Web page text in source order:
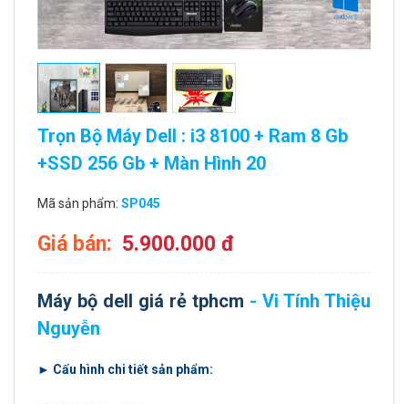
Trọn Bộ Máy Dell : i3 8100 + Ram 8 Gb
+SSD 256 Gb + Màn Hình 20
Mã sản phẩm: SP045
Giá bán: 5.900.000 đ
Máy bộ dell giá rẻ tphcm - Vi Tính Thiệu
Nguyễn
► Cấu hình chi tiết sản phẩm: